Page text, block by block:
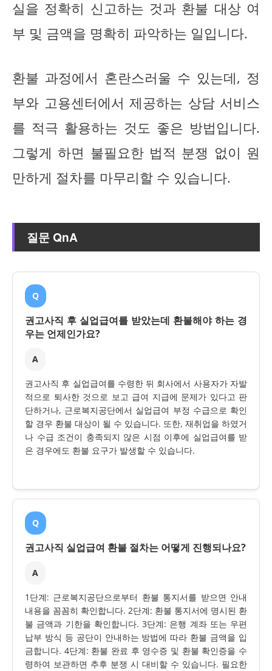
실을 정확히 신고하는 것과 환불 대상 여
부 및 금액을 명확히 파악하는 일입니다.
환불 과정에서 혼란스러울 수 있는데, 정
부와 고용센터에서 제공하는 상담 서비스
를 적극 활용하는 것도 좋은 방법입니다.
그렇게 하면 불필요한 법적 분쟁 없이 원
만하게 절차를 마무리할 수 있습니다.
질문 QnA
Q
권고사직 후 실업급여를 받았는데 환불해야 하는 경
우는 언제인가요?
A
권고사직 후 실업급여를 수령한 뒤 회사에서 사용자가 자발
적으로 퇴사한 것으로 보고 급여 지급에 문제가 있다고 판
단하거나, 근로복지공단에서 실업급여 부정 수급으로 확인
할 경우 환불 대상이 될 수 있습니다. 또한, 재취업을 하였거
나 수급 조건이 충족되지 않은 시점 이후에 실업급여를 받
은 경우에도 환불 요구가 발생할 수 있습니다.
Q
권고사직 실업급여 환불 절차는 어떻게 진행되나요?
A
1단계: 근로복지공단으로부터 환불 통지서를 받으면 안내
내용을 꼼꼼히 확인합니다. 2단계: 환불 통지서에 명시된 환
불 금액과 기한을 확인합니다. 3단계: 은행 계좌 또는 우편
납부 방식 등 공단이 안내하는 방법에 따라 환불 금액을 입
금합니다. 4단계: 환불 완료 후 영수증 및 환불 확인증을 수
령하여 보관하면 추후 분쟁 시 대비할 수 있습니다. 필요한